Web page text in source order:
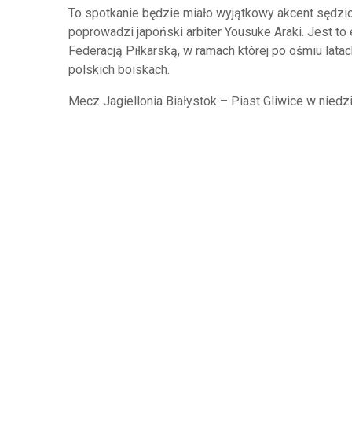
To spotkanie będzie miało wyjątkowy akcent
poprowadzi japoński arbiter Yousuke Araki. Jest
Federacją Piłkarską, w ramach której po ośmiu
polskich boiskach.
Mecz Jagiellonia Białystok – Piast Gliwice w